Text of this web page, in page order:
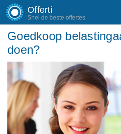
Offerti
Snel de beste offertes
Goedkoop
doen?